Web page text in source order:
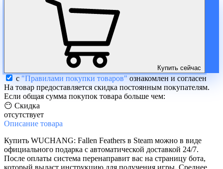
Купить сейчас
с "Правилами покупки товаров" ознакомлен и согласен
На товар предоставляется скидка постоянным покупателям.
Если общая сумма покупок товара больше чем:
😶 Скидка
отсутствует
Описание товара
Купить WUCHANG: Fallen Feathers в Steam можно в виде
официального подарка с автоматической доставкой 24/7.
После оплаты система перенаправит вас на страницу бота,
который выдаст инструкцию для получения игры. Среднее